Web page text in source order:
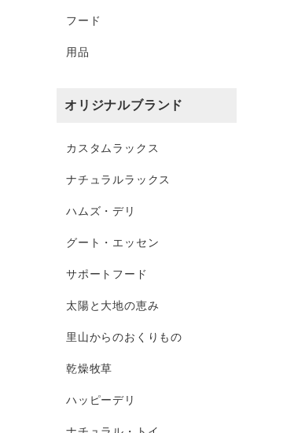
フード
用品
オリジナルブランド
カスタムラックス
ナチュラルラックス
ハムズ・デリ
グート・エッセン
サポートフード
太陽と大地の恵み
里山からのおくりもの
乾燥牧草
ハッピーデリ